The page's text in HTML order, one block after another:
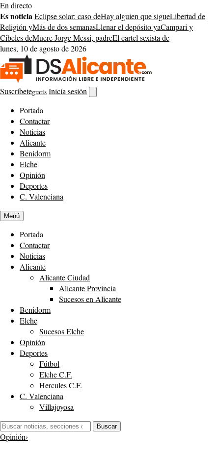
Saltar
al
contenido
En directo
Es noticiaEclipse solar: caso deHay alguien que sigueLibertad de
Religión yMás de dos semanasLlenar el depósito yaCampari y
Cibeles deMuere Jorge Messi, padreEl cartel sexista de
lunes, 10 de agosto de 2026
Suscríbetegratis Inicia sesión
buscador
Portada
Contactar
Noticias
Alicante
Benidorm
Elche
Opinión
Deportes
C. Valenciana
Menú
Portada
Contactar
Noticias
Alicante
Alicante Ciudad
Alicante Provincia
Sucesos en Alicante
Benidorm
Elche
Sucesos Elche
Opinión
Deportes
Fútbol
Elche C.F.
Hercules C.F.
C. Valenciana
Villajoyosa
Buscar:
Buscar
Opinión›